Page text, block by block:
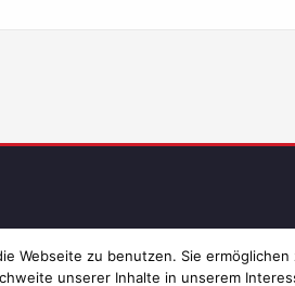
Webseite zu benutzen. Sie
unserer Inhalte in unserem